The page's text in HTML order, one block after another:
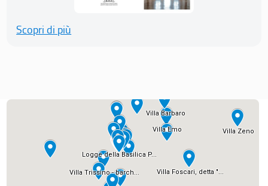
Scopri di più